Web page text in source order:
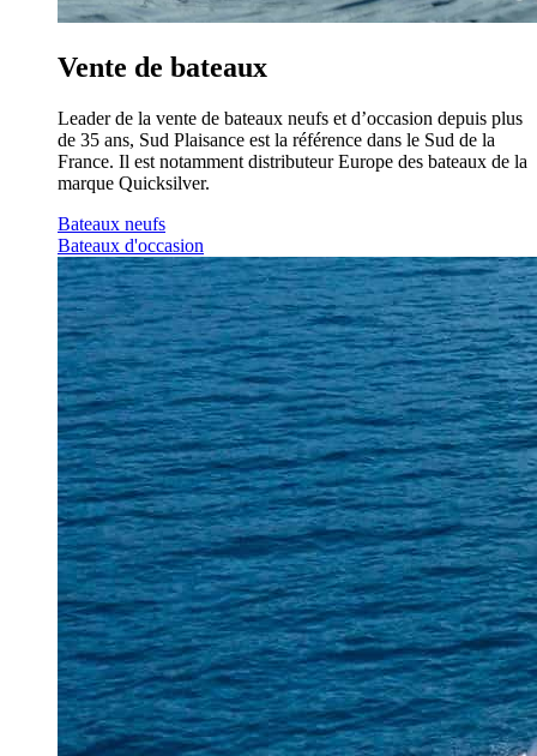
Vente de bateaux
Leader de la vente de bateaux neufs et d’occasion depuis plus
de 35 ans, Sud Plaisance est la référence dans le Sud de la
France. Il est notamment distributeur Europe des bateaux de la
marque Quicksilver.
Bateaux neufs
Bateaux d'occasion